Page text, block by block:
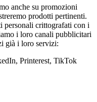
anche su promozioni
prodotti pertinenti.
personali crittografati con i
i loro canali pubblicitari
già i loro servizi:
Printerest, TikTok